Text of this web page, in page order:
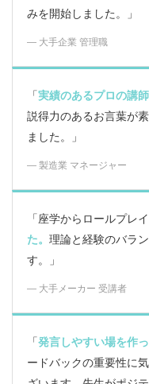
みを開始しました。」
― 大手企業 管理職
「実績のあるプロの講
説得力のあるお言葉が
ました。」
― 製造業 マネージャー
「座学からロールプレ
た。 理論と経験のバラ
す。」
― 大手メーカー 受講者
「発言しやすい場を作
ードバックの重要性に